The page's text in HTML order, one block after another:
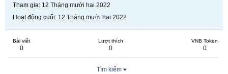
Tham gia 12 Tháng mười hai 2022
Hoạt động cuối 12 Tháng mười hai 2022
Bài viết
0
Lượt thích
0
VNB Token
0
Tìm kiếm